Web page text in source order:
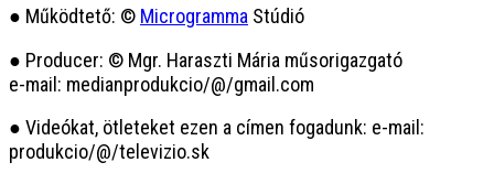
● Működtető: © Microgramma Stúdió
● Producer: © Mgr. Haraszti Mária műsorigazgató
e-mail: medianprodukcio/@/gmail.com
● Videókat, ötleteket ezen a címen fogadunk: e-mail:
produkcio/@/televizio.sk